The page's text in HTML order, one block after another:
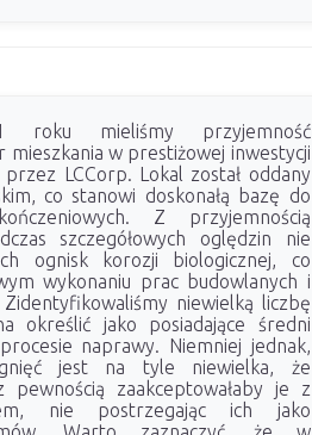
roku mieliśmy przyjemność
w prestiżowej inwestycji
LCCorp. Lokal został oddany
co stanowi doskonałą bazę do
Z przyjemnością
szczegółowych oględzin nie
ognisk korozji biologicznej, co
wykonaniu prac budowlanych i
niewielką liczbę
określić jako posiadające średni
naprawy. Niemniej jednak,
jest na tyle niewielka, że
pewnością zaakceptowałaby je z
nie postrzegając ich jako